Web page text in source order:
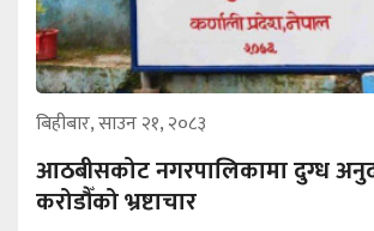
बिहीबार, साउन २१, २०८३
आठबीसकोट नगरपालिकामा दुग्ध
करोडौँको भ्रष्टाचार